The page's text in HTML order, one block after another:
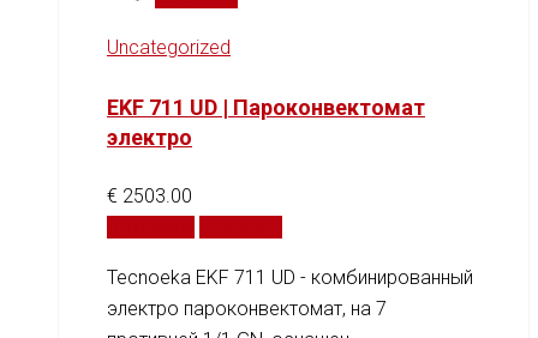
Uncategorized
EKF 711 UD | Пароконвектомат
электро
€ 2503.00
Tecnoeka EKF 711 UD - комбинированный
электро пароконвектомат, на 7